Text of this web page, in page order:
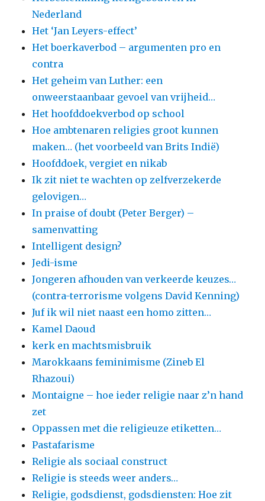
Nederland
Het ‘Jan Leyers-effect’
Het boerkaverbod – argumenten pro en
contra
Het geheim van Luther: een
onweerstaanbaar gevoel van vrijheid…
Het hoofddoekverbod op school
Hoe ambtenaren religies groot kunnen
maken… (het voorbeeld van Brits Indië)
Hoofddoek, vergiet en nikab
Ik zit niet te wachten op zelfverzekerde
gelovigen…
In praise of doubt (Peter Berger) –
samenvatting
Intelligent design?
Jedi-isme
Jongeren afhouden van verkeerde keuzes…
(contra-terrorisme volgens David Kenning)
Juf ik wil niet naast een homo zitten…
Kamel Daoud
kerk en machtsmisbruik
Marokkaans feminimisme (Zineb El
Rhazoui)
Montaigne – hoe ieder religie naar z’n hand
zet
Oppassen met die religieuze etiketten…
Pastafarisme
Religie als sociaal construct
Religie is steeds weer anders…
Religie, godsdienst, godsdiensten: Hoe zit